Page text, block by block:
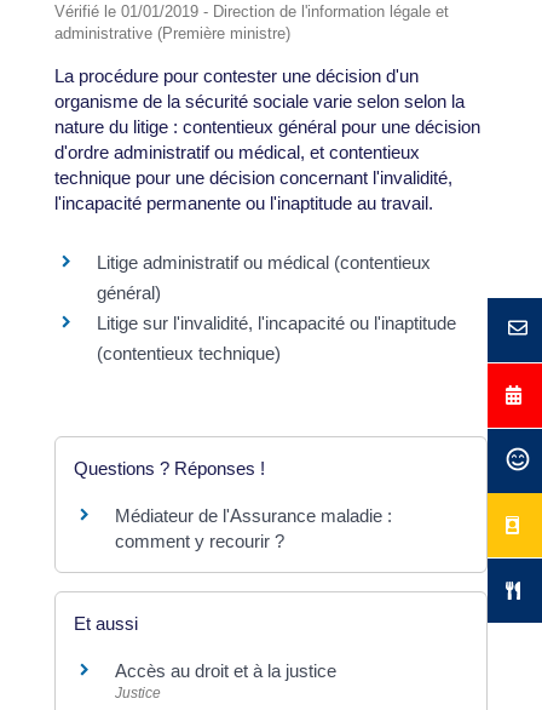
Vérifié le 01/01/2019 - Direction de l'information légale et
administrative (Première ministre)
La procédure pour contester une décision d'un
organisme de la sécurité sociale varie selon selon la
nature du litige : contentieux général pour une décision
d'ordre administratif ou médical, et contentieux
technique pour une décision concernant l'invalidité,
l'incapacité permanente ou l'inaptitude au travail.
Litige administratif ou médical (contentieux
général)
Litige sur l'invalidité, l'incapacité ou l'inaptitude
(contentieux technique)
Questions ? Réponses !
Médiateur de l'Assurance maladie :
comment y recourir ?
Et aussi
Accès au droit et à la justice
Justice